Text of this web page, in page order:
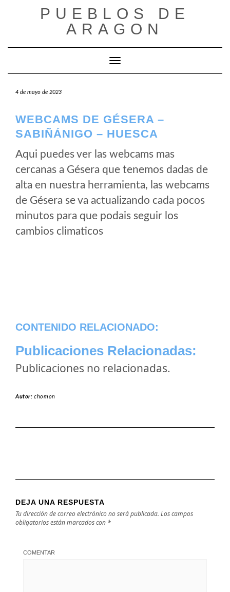
PUEBLOS DE
ARAGON
Cambiar modo de navegación
4 de mayo de 2023
WEBCAMS DE GÉSERA –
SABIÑÁNIGO – HUESCA
Aqui puedes ver las webcams mas
cercanas a Gésera que tenemos dadas de
alta en nuestra herramienta, las webcams
de Gésera se va actualizando cada pocos
minutos para que podais seguir los
cambios climaticos
CONTENIDO RELACIONADO:
Publicaciones Relacionadas:
Publicaciones no relacionadas.
Autor:chomon
DEJA UNA RESPUESTA
Tu dirección de correo electrónico no será publicada. Los campos
obligatorios están marcados con *
COMENTAR